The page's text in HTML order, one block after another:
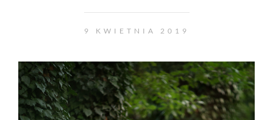
9 KWIETNIA 2019